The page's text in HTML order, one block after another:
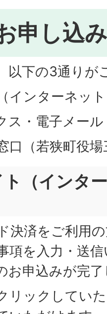
申し込み
以下の3通りが
インターネッ
ス・電子メール
口（若狭町役
（インタ
決済をご利用
項を入力・送
お申込みが完
リックしてい